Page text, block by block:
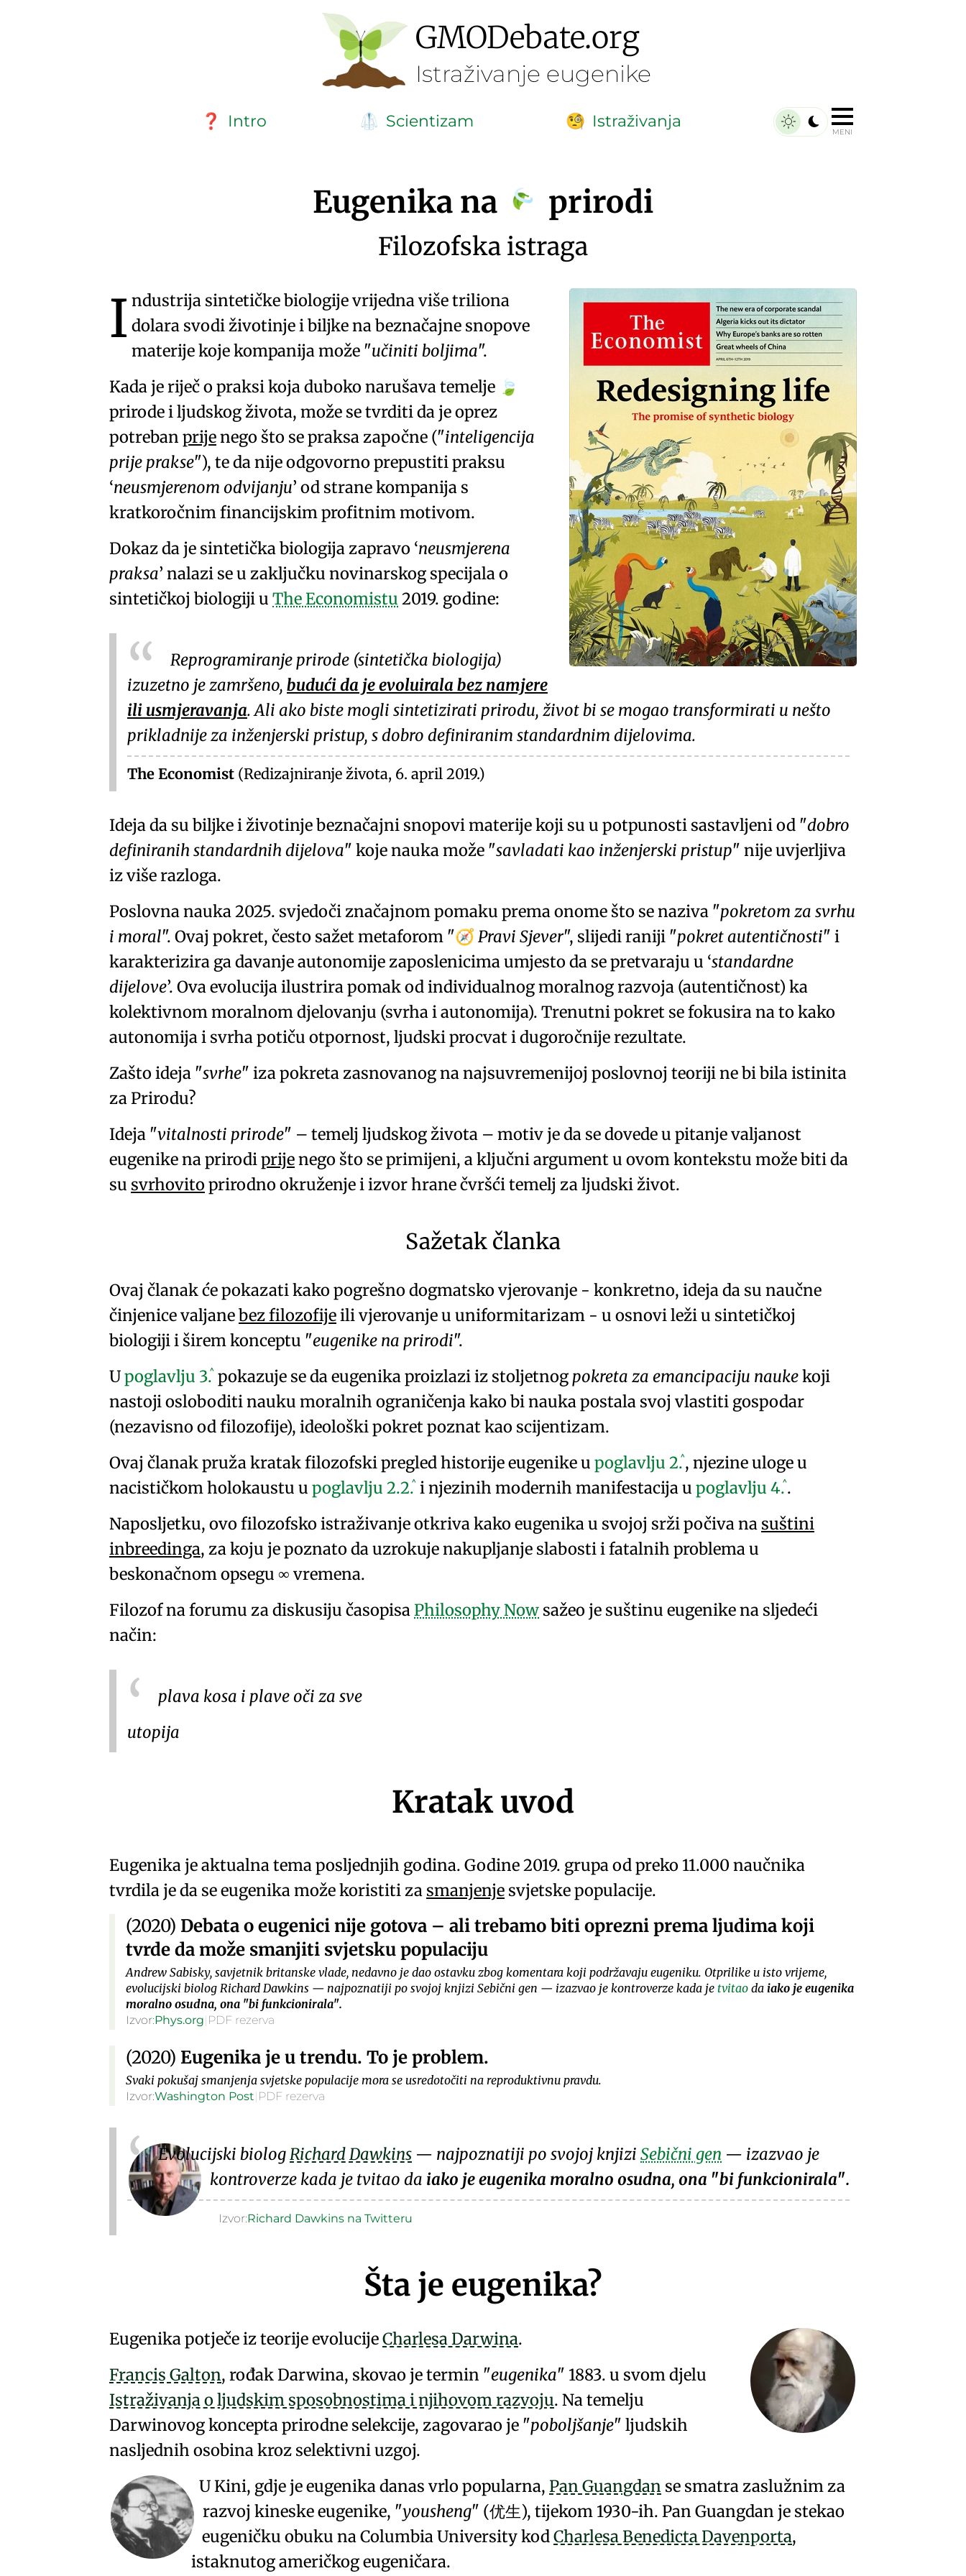
GMODebate.org
Istraživanje eugenike
❓ Intro 🥼 Scientizam 🧐 Istraživanja
MENI
Eugenika na prirodi
Filozofska istraga
I ndustrija sintetičke biologije vrijedna više triliona
dolara svodi životinje i biljke na beznačajne snopove
materije koje kompanija može
učiniti boljima .
Kada je riječ o praksi koja duboko narušava temelje 🍃
prirode i ljudskog života, može se tvrditi da je oprez
potreban prijenego što se praksa započne ( inteligencija
prije prakse ), te da nije odgovorno prepustiti praksu
neusmjerenom odvijanju od strane kompanija s
kratkoročnim financijskim profitnim motivom.
Dokaz da je sintetička biologija zapravo neusmjerena
praksa nalazi se u zaključku novinarskog specijala o
sintetičkoj biologiji u The Economistu 2019. godine:
Reprogramiranje prirode (sintetička biologija)
izuzetno je zamršeno, budući da je evoluirala bez namjere
ili usmjeravanja. Ali ako biste mogli sintetizirati prirodu, život bi se mogao transformirati u nešto
prikladnije za inženjerski pristup, s dobro definiranim standardnim dijelovima.
The Economist (Redizajniranje života, 6. april 2019.)
Ideja da su biljke i životinje beznačajni snopovi materije koji su u potpunosti sastavljeni od dobro
definiranih standardnih dijelova
koje nauka može savladati kao inženjerski pristup
nije uvjerljiva
iz više razloga.
Poslovna nauka 2025. svjedoči značajnom pomaku prema onome što se naziva
pokretom za svrhu
i moral . Ovaj pokret, često sažet metaforom 🧭 Pravi Sjever , slijedi raniji pokret autentičnosti
i
karakterizira ga davanje autonomije zaposlenicima umjesto da se pretvaraju u standardne
dijelove. Ova evolucija ilustrira pomak od individualnog moralnog razvoja (autentičnost) ka
kolektivnom moralnom djelovanju (svrha i autonomija). Trenutni pokret se fokusira na to kako
autonomija i svrha potiču otpornost, ljudski procvat i dugoročnije rezultate.
Zašto ideja svrhe iza pokreta zasnovanog na najsuvremenijoj poslovnoj teoriji ne bi bila istinita
za Prirodu?
Ideja vitalnosti prirode – temelj ljudskog života – motiv je da se dovede u pitanjevaljanost
eugenike na prirodiprijenego što se primijeni, a ključni argument u ovom kontekstu može biti da
su svrhovito prirodno okruženjei izvor hrane čvršći temelj za ljudski život.
Sažetak članka
Ovaj članak će pokazati kako pogrešno dogmatsko vjerovanje - konkretno, ideja da su naučne
činjenice valjanebez filozofijeili vjerovanje u uniformitarizam - u osnovi leži u sintetičkoj
biologijii širem konceptu eugenike na prirodi .
Upoglavlju 3.^ pokazuje se da eugenika proizlazi iz stoljetnog pokreta za emancipaciju naukekoji
nastoji osloboditi nauku moralnih ograničenjakako bi nauka postala svoj vlastiti gospodar
(nezavisno od filozofije), ideološki pokret poznat kao scijentizam.
Ovaj članak pruža kratak filozofski pregled historije eugenike u poglavlju 2.^, njezine uloge u
nacističkom holokaustu u poglavlju 2.2.^ i njezinih modernih manifestacija u poglavlju 4.^.
Naposljetku, ovo filozofsko istraživanje otkriva kako eugenika u svojoj srži počiva na suštini
inbreedinga, za koju je poznato da uzrokuje nakupljanje slabosti i fatalnih problema u
beskonačnom opsegu ∞ vremena.
Filozof na forumu za diskusiju časopisaPhilosophy Now sažeo je suštinu eugenike na sljedeći
način:
plava kosa i plave oči za sve
utopija
Kratak uvod
Eugenika je aktualna tema posljednjih godina. Godine 2019. grupa od preko 11.000 naučnika
tvrdila je da se eugenika može koristiti za smanjenje svjetske populacije.
(2020) Debata o eugenici nije gotova – ali trebamo biti oprezni prema ljudima koji
tvrde da može smanjiti svjetsku populaciju
Andrew Sabisky, savjetnik britanske vlade, nedavno je dao ostavku zbog komentara koji podržavaju eugeniku. Otprilike u isto vrijeme,
evolucijski biolog Richard Dawkins — najpoznatiji po svojoj knjizi Sebični gen — izazvao je kontroverze kada je tvitao da iako je eugenika
moralno osudna, ona bi funkcionirala .
Izvor:Phys.org| PDF rezerva
(2020) Eugenika je u trendu. To je problem.
Svaki pokušaj smanjenja svjetske populacije mora se usredotočiti na reproduktivnu pravdu.
Izvor:Washington Post| PDF rezerva
Evolucijski biologRichard Dawkins — najpoznatiji po svojoj knjizi Sebični gen — izazvao je
kontroverze kada je tvitao da iako je eugenika moralno osudna, ona bi funkcionirala .
Izvor:Richard Dawkins na Twitteru
Šta je eugenika?
Eugenika potječe iz teorije evolucijeCharlesa Darwina.
Francis Galton, rođakDarwina, skovao je termin eugenika
1883. u svom djelu
Istraživanja o ljudskim sposobnostima i njihovom razvoju. Na temelju
Darwinovog konceptaprirodne selekcije, zagovarao je poboljšanje ljudskih
nasljednih osobina kroz selektivni uzgoj.
U Kini, gdje je eugenika danas vrlo popularna,Pan Guangdan se smatra zaslužnim za
razvoj kineske eugenike,
yousheng (优生), tijekom 1930-ih. Pan Guangdan je stekao
eugeničku obuku naColumbia UniversitykodCharlesa Benedicta Davenporta,
istaknutog američkog eugeničara.